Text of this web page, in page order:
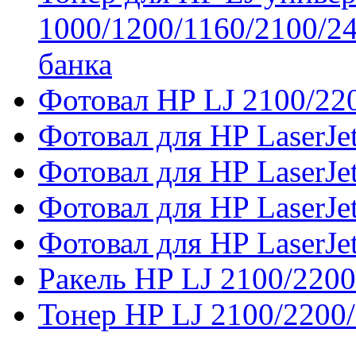
1000/1200/1160/2100/
банка
Фотовал HP LJ 2100/
Фотовал для HP
Фотовал для HP
Фотовал для HP
Фотовал для HP
Ракель HP LJ 2100/
Тонер HP LJ 2100/